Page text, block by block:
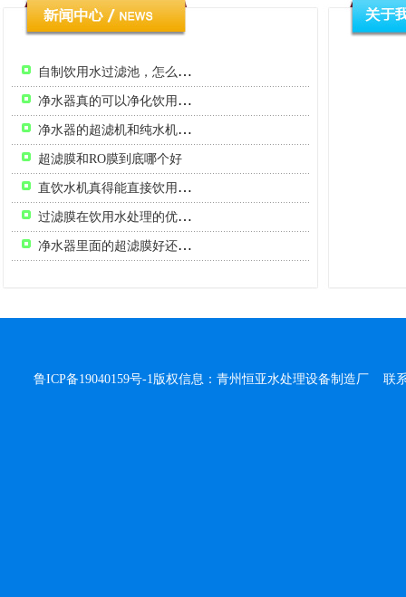
自制饮用水过滤池，怎么做？
净水器真的可以净化饮用水吗，里面的原理是什么？
净水器的超滤机和纯水机有啥区别？
超滤膜和RO膜到底哪个好
直饮水机真得能直接饮用吗？
过滤膜在饮用水处理的优点有哪些
净水器里面的超滤膜好还是反渗透的好呢？
鲁ICP备19040159号-1版权信息：青州恒亚水处理设备制造厂 联